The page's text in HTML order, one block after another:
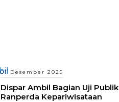
01 Desember 2025
Dispar Ambil Bagian Uji Publik
Ranperda Kepariwisataan